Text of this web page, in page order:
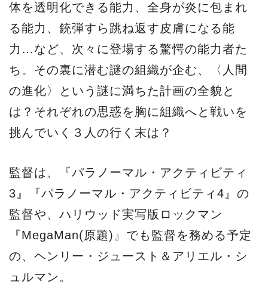
体を透明化できる能力、全身が炎に包まれ
る能力、銃弾すら跳ね返す皮膚になる能
力…など、次々に登場する驚愕の能力者た
ち。その裏に潜む謎の組織が企む、〈人間
の進化〉という謎に満ちた計画の全貌と
は？それぞれの思惑を胸に組織へと戦いを
挑んでいく３人の行く末は？
監督は、『パラノーマル・アクティビティ
3』『パラノーマル・アクティビティ4』の
監督や、ハリウッド実写版ロックマン
『MegaMan(原題)』でも監督を務める予定
の、ヘンリー・ジュースト＆アリエル・シ
ュルマン。